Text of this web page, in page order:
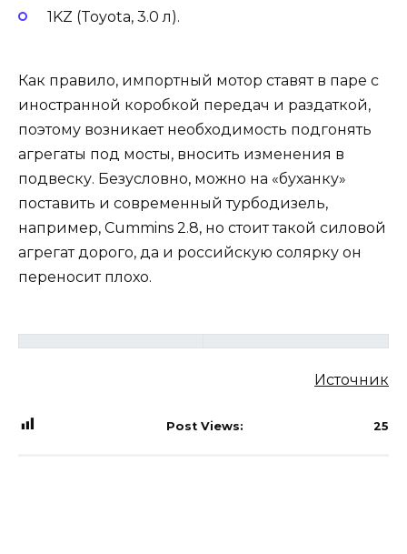
1KZ (Toyota, 3.0 л).
Как правило, импортный мотор ставят в паре с
иностранной коробкой передач и раздаткой,
поэтому возникает необходимость подгонять
агрегаты под мосты, вносить изменения в
подвеску. Безусловно, можно на «буханку»
поставить и современный турбодизель,
например, Cummins 2.8, но стоит такой силовой
агрегат дорого, да и российскую солярку он
переносит плохо.
Источник
Post Views: 25